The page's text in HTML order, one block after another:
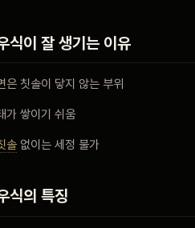
식이 잘 생기는 이유
은 칫솔이 닿지 않는 부위
가 쌓이기 쉬움
솔 없이는 세정 불가
식의 특징